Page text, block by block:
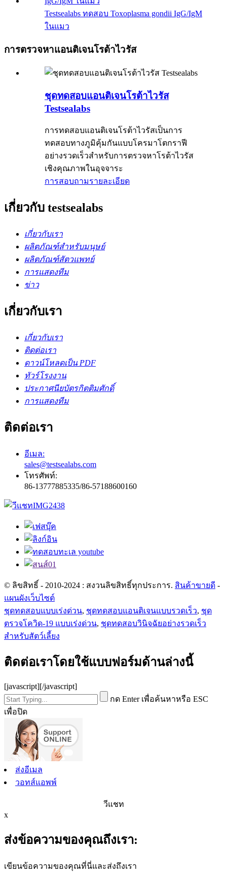
Testsealabs ทดสอบ Toxoplasma gondii IgG/IgM
ในแมว
การตรวจหาแอนติเจนโรต้าไวรัส
ชุดทดสอบแอนติเจนโรต้าไวรัส
Testsealabs
การทดสอบแอนติเจนโรต้าไวรัสเป็นการ
ทดสอบทางภูมิคุ้มกันแบบโครมาโตกราฟี
อย่างรวดเร็วสำหรับการตรวจหาโรต้าไวรัส
เชิงคุณภาพในอุจจาระ
การสอบถามรายละเอียด
เกี่ยวกับ testsealabs
เกี่ยวกับเรา
ผลิตภัณฑ์สำหรับมนุษย์
ผลิตภัณฑ์สัตวแพทย์
การแสดงทีม
ข่าว
เกี่ยวกับเรา
เกี่ยวกับเรา
ติดต่อเรา
ดาวน์โหลดเป็น PDF
ทัวร์โรงงาน
ประกาศนียบัตรกิตติมศักดิ์
การแสดงทีม
ติดต่อเรา
อีเมล:
sales@testsealabs.com
โทรศัพท์:
86-13777885335/86-57188600160
© ลิขสิทธิ์ - 2010-2024 : สงวนลิขสิทธิ์ทุกประการ. สินค้าขายดี -
แผนผังเว็บไซต์
ชุดทดสอบแบบเร่งด่วน, ชุดทดสอบแอนติเจนแบบรวดเร็ว, ชุด
ตรวจโควิด-19 แบบเร่งด่วน, ชุดทดสอบวินิจฉัยอย่างรวดเร็ว
สำหรับสัตว์เลี้ยง
ติดต่อเราโดยใช้แบบฟอร์มด้านล่างนี้
[javascript][/javascript]
กด Enter เพื่อค้นหาหรือ ESC
เพื่อปิด
ส่งอีเมล
วอทส์แอพพ์
วีแชท
x
ส่งข้อความของคุณถึงเรา:
เขียนข้อความของคุณที่นี่และส่งถึงเรา